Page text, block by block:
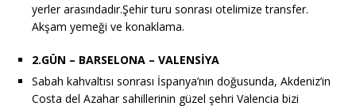
yerler arasındadır.Şehir turu sonrası otelimize transfer.
Akşam yemeği ve konaklama.
2.GÜN – BARSELONA – VALENSİYA
Sabah kahvaltısı sonrası İspanya’nın doğusunda, Akdeniz’in
Costa del Azahar sahillerinin güzel şehri Valencia bizi